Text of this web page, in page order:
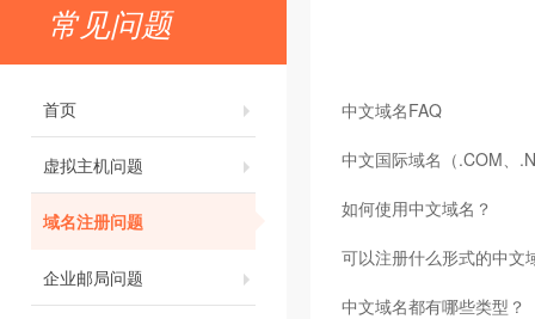
常见问题
首页
虚拟主机问题
域名注册问题
企业邮局问题
中文域名FAQ
中文国际域名（.COM、
如何使用中文域名？
可以注册什么形式的中文
中文域名都有哪些类型？